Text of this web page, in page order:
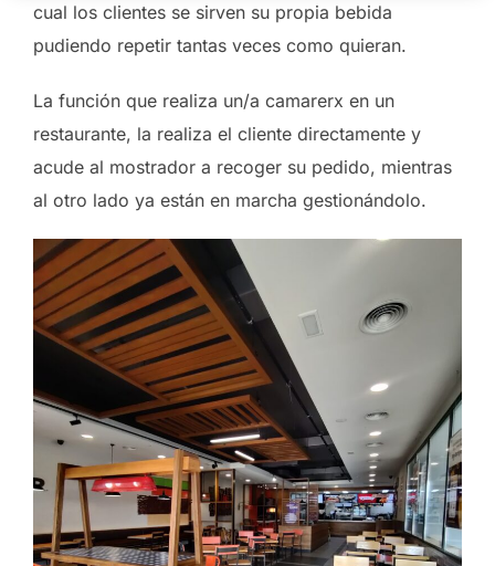
cual los clientes se sirven su propia bebida
pudiendo repetir tantas veces como quieran.
La función que realiza un/a camarerx en un
restaurante, la realiza el cliente directamente y
acude al mostrador a recoger su pedido, mientras
al otro lado ya están en marcha gestionándolo.